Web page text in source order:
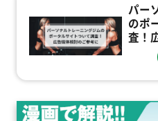
パー
のポ
査！